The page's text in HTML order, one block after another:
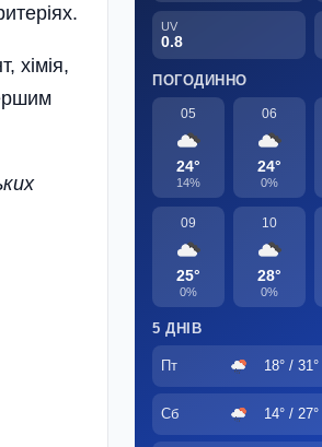
хімія,
UV
0.8
ПОГОДИННО
05
24°
14%
06
24°
0%
09
25°
0%
10
28°
0%
5 ДНІВ
Пт 18° / 31°
Сб 14° / 27°